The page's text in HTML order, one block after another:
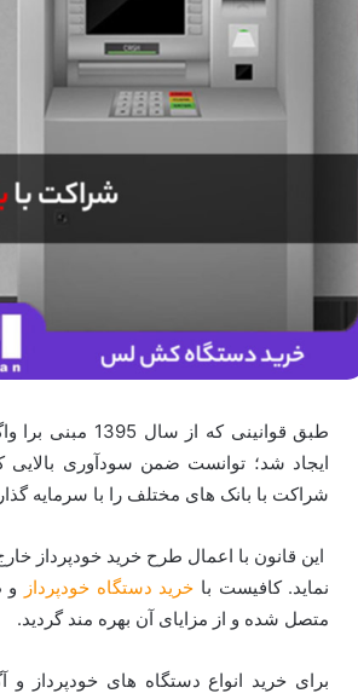
طبق قوانینی
ایجاد شد؛ توانست ضمن سودآوری بالایی
شراکت با بانک های مختلف را با سرمایه
این قانون با اعمال طرح خرید خودپرداز
نماید. کافیست با خرید دستگاه خودپرداز و
متصل شده و از مزایای آن بهره مند گردید.
برای خرید انواع دستگاه های خودپرداز